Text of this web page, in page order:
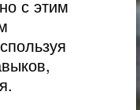
с этим